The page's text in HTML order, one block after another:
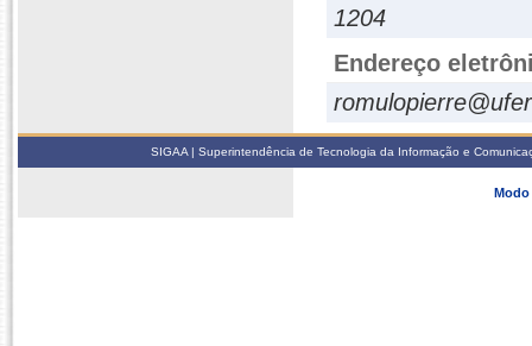
1204
Endereço
SIGAA | Superintendência de Tecnologia da Informação e
Modo